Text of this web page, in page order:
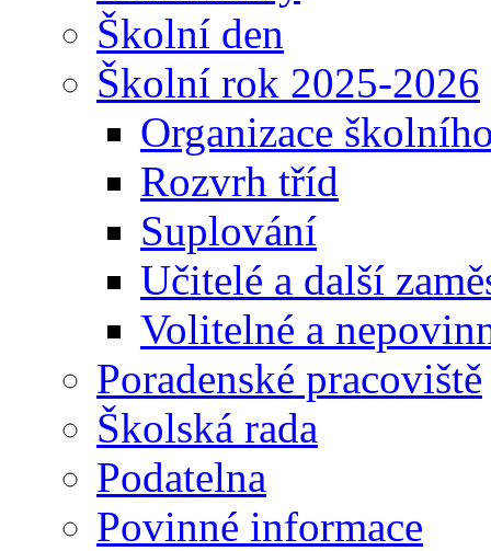
Školní den
Školní rok 2025-2026
Organizace
Rozvrh tříd
Suplování
Učitelé a další
Volitelné a
Poradenské pracoviště
Školská rada
Podatelna
Povinné informace